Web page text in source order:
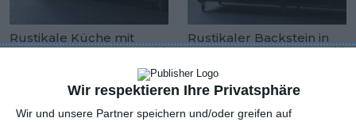
Wir respektieren Ihre Privatsphäre
Wir und unsere Partner speichern und/oder greifen auf
Rustikale Küche mit
Backstein an der
Zu den Favoriten hinzufügen
Rustikaler Backstein in
einer klassischen
Küche